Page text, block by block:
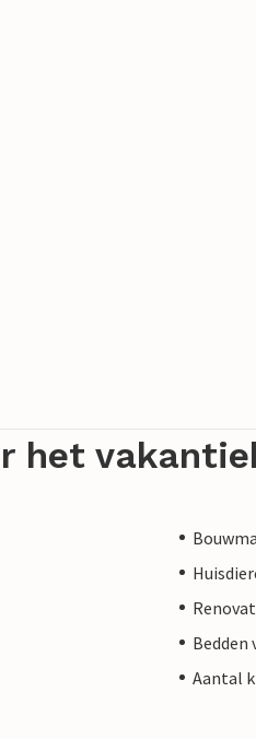
het
Bedden
Aantal